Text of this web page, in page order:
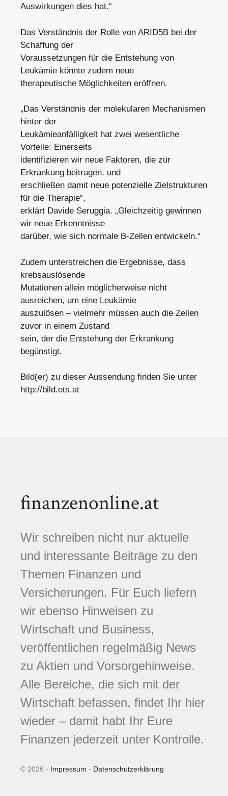
Auswirkungen dies hat.“
Das Verständnis der Rolle von ARID5B bei der
Schaffung der
Voraussetzungen für die Entstehung von
Leukämie könnte zudem neue
therapeutische Möglichkeiten eröffnen.
„Das Verständnis der molekularen Mechanismen
hinter der
Leukämieanfälligkeit hat zwei wesentliche
Vorteile: Einerseits
identifizieren wir neue Faktoren, die zur
Erkrankung beitragen, und
erschließen damit neue potenzielle Zielstrukturen
für die Therapie“,
erklärt Davide Seruggia. „Gleichzeitig gewinnen
wir neue Erkenntnisse
darüber, wie sich normale B-Zellen entwickeln.“
Zudem unterstreichen die Ergebnisse, dass
krebsauslösende
Mutationen allein möglicherweise nicht
ausreichen, um eine Leukämie
auszulösen – vielmehr müssen auch die Zellen
zuvor in einem Zustand
sein, der die Entstehung der Erkrankung
begünstigt.
Bild(er) zu dieser Aussendung finden Sie unter
http://bild.ots.at
finanzenonline.at
Wir schreiben nicht nur aktuelle
und interessante Beiträge zu den
Themen Finanzen und
Versicherungen. Für Euch liefern
wir ebenso Hinweisen zu
Wirtschaft und Business,
veröffentlichen regelmäßig News
zu Aktien und Vorsorgehinweise.
Alle Bereiche, die sich mit der
Wirtschaft befassen, findet Ihr hier
wieder – damit habt Ihr Eure
Finanzen jederzeit unter Kontrolle.
© 2026 - Impressum - Datenschutzerklärung